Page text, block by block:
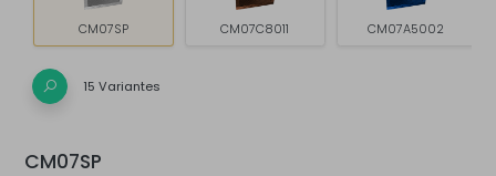
CM07SP CM07C8011 CM07A5002
15 Variantes
CM07SP